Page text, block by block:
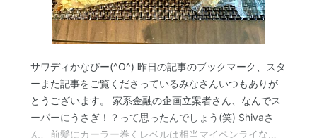
サワディかなぴー(^O^) 昨日の記事のブックマーク、スタ
ーまた記事をご覧くださっているみなさんいつもありが
とうございます。 家系金融の企画立案者さん、なんでス
ーパーにうさぎ！？って思ったんでしょう(笑) Shivaさ
ん、前髪にカーラー巻くレベルは相当マイペンライな人